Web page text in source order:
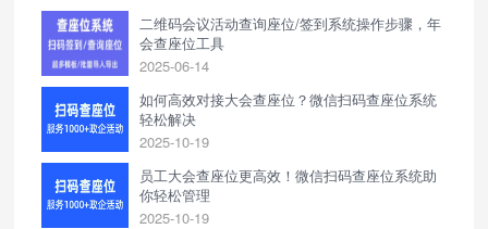
二维码会议活动查询座位/签到系统操作步骤，年
会查座位工具
2025-06-14
如何高效对接大会查座位？微信扫码查座位系统
轻松解决
2025-10-19
员工大会查座位更高效！微信扫码查座位系统助
你轻松管理
2025-10-19